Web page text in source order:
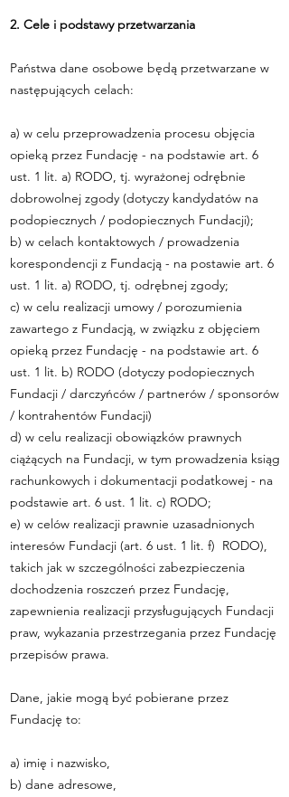
2. Cele i podstawy przetwarzania
Państwa dane osobowe będą przetwarzane w
następujących celach:
a) w celu przeprowadzenia procesu objęcia
opieką przez Fundację - na podstawie art. 6
ust. 1 lit. a) RODO, tj. wyrażonej odrębnie
dobrowolnej zgody (dotyczy kandydatów na
podopiecznych / podopiecznych Fundacji);
b) w celach kontaktowych / prowadzenia
korespondencji z Fundacją - na postawie art. 6
ust. 1 lit. a) RODO, tj. odrębnej zgody;
c) w celu realizacji umowy / porozumienia
zawartego z Fundacją, w związku z objęciem
opieką przez Fundację - na podstawie art. 6
ust. 1 lit. b) RODO (dotyczy podopiecznych
Fundacji / darczyńców / partnerów / sponsorów
/ kontrahentów Fundacji)
d) w celu realizacji obowiązków prawnych
ciążących na Fundacji, w tym prowadzenia ksiąg
rachunkowych i dokumentacji podatkowej - na
podstawie art. 6 ust. 1 lit. c) RODO;
e) w celów realizacji prawnie uzasadnionych
interesów Fundacji (art. 6 ust. 1 lit. f) RODO),
takich jak w szczególności zabezpieczenia
dochodzenia roszczeń przez Fundację,
zapewnienia realizacji przysługujących Fundacji
praw, wykazania przestrzegania przez Fundację
przepisów prawa.
Dane, jakie mogą być pobierane przez
Fundację to:
a) imię i nazwisko,
b) dane adresowe,